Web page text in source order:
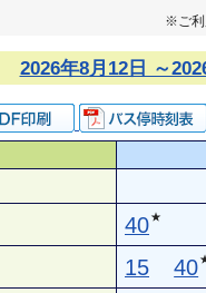
※ご利
2026年8月12日 ～
40★
15 40